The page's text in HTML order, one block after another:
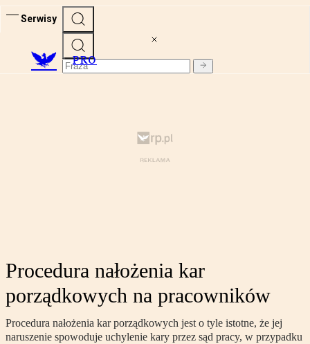
Serwisy
PRO
Procedura nałożenia kar
porządkowych na pracowników
Procedura nałożenia kar porządkowych jest o tyle istotne, że jej
naruszenie spowoduje uchylenie kary przez sąd pracy, w przypadku